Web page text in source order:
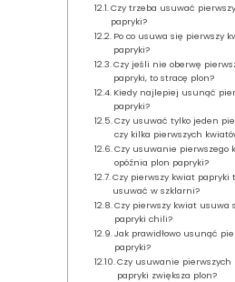
Czy trzeba usuwać
papryki?
Po co usuwa się pierwszy
papryki?
Czy jeśli nie oberwę
papryki, to stracę plon?
Kiedy najlepiej usunąć
papryki?
Czy usuwać tylko jeden
czy kilka pierwszych
Czy usuwanie pierwszego
opóźnia plon papryki?
Czy pierwszy kwiat papryki
usuwać w szklarni?
Czy pierwszy kwiat usuwa
papryki chili?
Jak prawidłowo usunąć
papryki?
Czy usuwanie pierwszych
papryki zwiększa plon?